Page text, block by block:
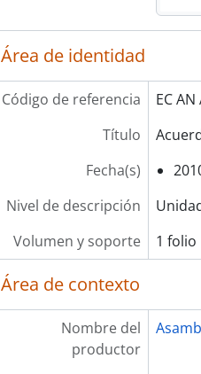
Área de identidad
Código de referencia
EC AN
Título
Fecha(s)
Nivel de descripción
Volumen y soporte
1 folio
Área de contexto
Nombre del
productor